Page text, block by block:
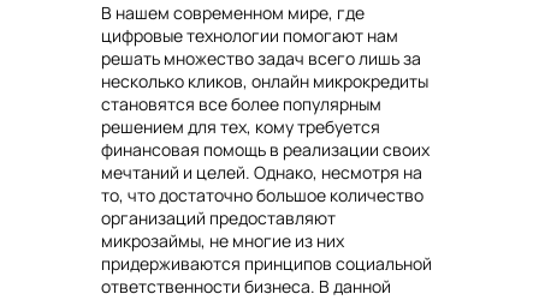
В нашем современном мире, где
цифровые технологии помогают нам
решать множество задач всего лишь за
несколько кликов, онлайн микрокредиты
становятся все более популярным
решением для тех, кому требуется
финансовая помощь в реализации своих
мечтаний и целей. Однако, несмотря на
то, что достаточно большое количество
организаций предоставляют
микрозаймы, не многие из них
придерживаются принципов социальной
ответственности бизнеса. В данной